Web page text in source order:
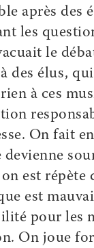
après des
les
le
des élus,
à ces
On fait
devienne
est répète
est
pour les
On joue